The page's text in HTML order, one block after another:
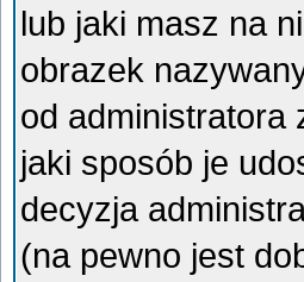
lub jaki masz na
obrazek
od administratora
jaki sposób je
decyzja
(na pewno jest